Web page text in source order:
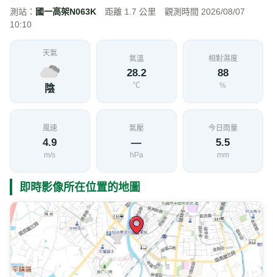
測站： 國一高架N063K 距離 1.7 公里 觀測時間 2026/08/07
10:10
天氣
陰
氣溫
28.2
℃
相對濕度
88
%
風速
4.9
m/s
氣壓
—
hPa
今日雨量
5.5
mm
即時影像所在位置的地圖